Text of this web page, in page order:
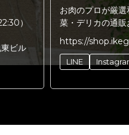
）
ビル
お肉のプロが厳
菜・デリカの通販
https://
LINE